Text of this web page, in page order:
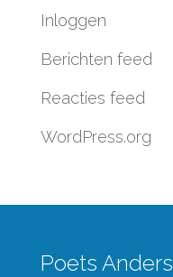
Inloggen
Berichten feed
Reacties feed
WordPress.org
Poets Anders